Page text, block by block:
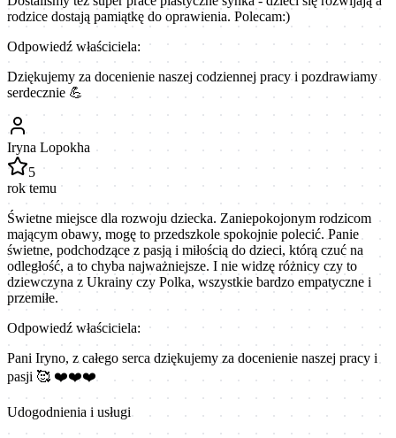
rodzice dostają pamiątkę do oprawienia. Polecam:)
Odpowiedź właściciela:
Dziękujemy za docenienie naszej codziennej pracy i pozdrawiamy
serdecznie 💪
Iryna Lopokha
5
rok temu
Świetne miejsce dla rozwoju dziecka. Zaniepokojonym rodzicom
mającym obawy, mogę to przedszkole spokojnie polecić. Panie
świetne, podchodzące z pasją i miłością do dzieci, którą czuć na
odległość, a to chyba najważniejsze. I nie widzę różnicy czy to
dziewczyna z Ukrainy czy Polka, wszystkie bardzo empatyczne i
przemiłe.
Odpowiedź właściciela:
Pani Iryno, z całego serca dziękujemy za docenienie naszej pracy i
pasji 🥰 ❤️❤️❤️
Udogodnienia i usługi